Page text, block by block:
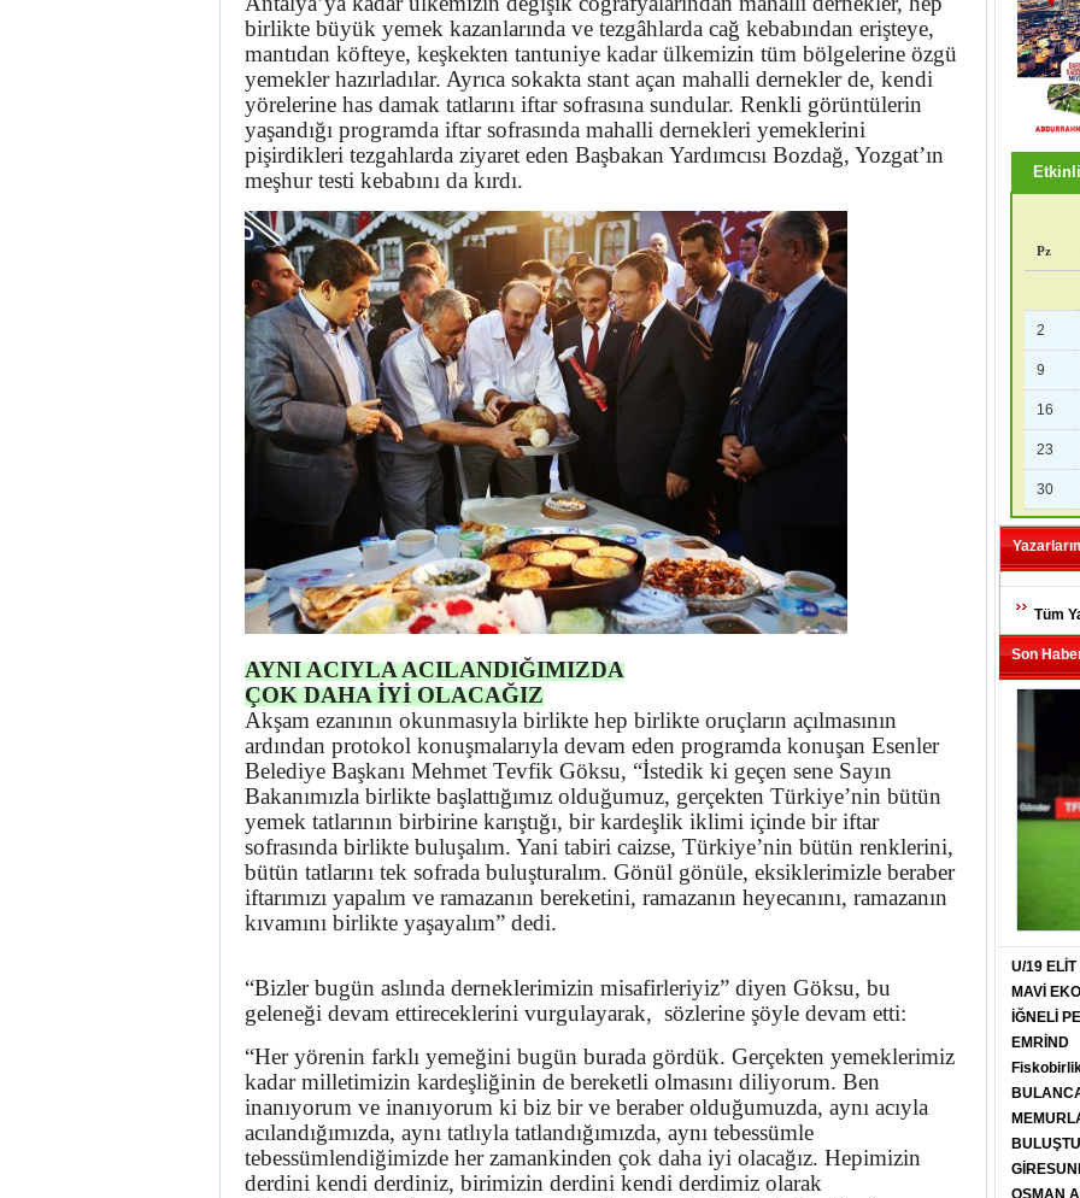
birlikte büyük yemek kazanlarında ve tezgâhlarda cağ kebabından erişteye,
mantıdan köfteye, keşkekten tantuniye kadar ülkemizin tüm bölgelerine özgü
yemekler hazırladılar. Ayrıca sokakta stant açan mahalli dernekler de, kendi
yörelerine has damak tatlarını iftar sofrasına sundular. Renkli görüntülerin
yaşandığı programda iftar sofrasında mahalli dernekleri yemeklerini
pişirdikleri tezgahlarda ziyaret eden Başbakan Yardımcısı Bozdağ, Yozgat’ın
meşhur testi kebabını da kırdı.
AYNI ACIYLA ACILANDIĞIMIZDA
ÇOK DAHA İYİ OLACAĞIZ
Akşam ezanının okunmasıyla birlikte hep birlikte oruçların açılmasının
ardından protokol konuşmalarıyla devam eden programda konuşan Esenler
Belediye Başkanı Mehmet Tevfik Göksu, “İstedik ki geçen sene Sayın
Bakanımızla birlikte başlattığımız olduğumuz, gerçekten Türkiye’nin bütün
yemek tatlarının birbirine karıştığı, bir kardeşlik iklimi içinde bir iftar
sofrasında birlikte buluşalım. Yani tabiri caizse, Türkiye’nin bütün renklerini,
bütün tatlarını tek sofrada buluşturalım. Gönül gönüle, eksiklerimizle beraber
iftarımızı yapalım ve ramazanın bereketini, ramazanın heyecanını, ramazanın
kıvamını birlikte yaşayalım” dedi.
“Bizler bugün aslında derneklerimizin misafirleriyiz” diyen Göksu, bu
geleneği devam ettireceklerini vurgulayarak, sözlerine şöyle devam etti:
“Her yörenin farklı yemeğini bugün burada gördük. Gerçekten yemeklerimiz
kadar milletimizin kardeşliğinin de bereketli olmasını diliyorum. Ben
inanıyorum ve inanıyorum ki biz bir ve beraber olduğumuzda, aynı acıyla
acılandığımızda, aynı tatlıyla tatlandığımızda, aynı tebessümle
tebessümlendiğimizde her zamankinden çok daha iyi olacağız. Hepimizin
derdini kendi derdiniz, birimizin derdini kendi derdimiz olarak
Pz
2
9
16
23
30
Tüm
Son
U/19
MAVİ
İĞNELİ
EMRİND
OSMAN